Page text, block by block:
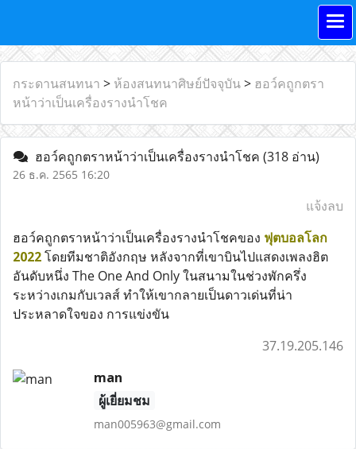
กระดานสนทนา > ห้องสนทนาศิษย์ปัจจุบัน> ฮอว์คถูกตรา
หน้าว่าเป็นเครื่องรางนำโชค
ฮอว์คถูกตราหน้าว่าเป็นเครื่องรางนำโชค (318 อ่าน)
26 ธ.ค. 2565 16:20
แจ้งลบ
ฮอว์คถูกตราหน้าว่าเป็นเครื่องรางนำโชคของ ฟุตบอลโลก
2022โดยทีมชาติอังกฤษ หลังจากที่เขาบินไปแสดงเพลงฮิต
อันดับหนึ่ง The One And Only ในสนามในช่วงพักครึ่ง
ระหว่างเกมกับเวลส์ ทำให้เขากลายเป็นดาวเด่นที่น่า
ประหลาดใจของ การแข่งขัน
37.19.205.146
man
ผู้เยี่ยมชม
man005963@gmail.com